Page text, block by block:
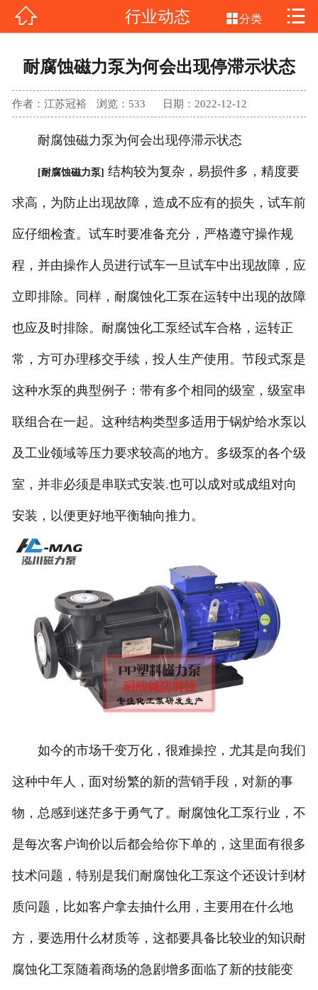
网站首页
氟塑料磁力泵
产品中心
新闻中心
客户案例
公司介绍
 行业动态 分类 
耐腐蚀磁力泵为何会出现停滞示状态
作者：江苏冠裕 浏览： 533 日期：2022-12-12
耐腐蚀磁力泵为何会出现停滞示状态
[耐腐蚀磁力泵] 结构较为复杂，易损件多，精度要
求高，为防止出现故障，造成不应有的损失，试车前
应仔细检査。试车时要准备充分，严格遵守操作规
程，并由操作人员进行试车一旦试车中出现故障，应
立即排除。同样，耐腐蚀化工泵在运转中出现的故障
也应及时排除。耐腐蚀化工泵经试车合格，运转正
常，方可办理移交手续，投人生产使用。节段式泵是
这种水泵的典型例子：带有多个相同的级室，级室串
联组合在一起。这种结构类型多适用于锅炉给水泵以
及工业领域等压力要求较高的地方。多级泵的各个级
室，并非必须是串联式安装.也可以成对或成组对向
安装，以便更好地平衡轴向推力。
如今的市场千变万化，很难操控，尤其是向我们
这种中年人，面对纷繁的新的营销手段，对新的事
物，总感到迷茫多于勇气了。耐腐蚀化工泵行业，不
是每次客户询价以后都会给你下单的，这里面有很多
技术问题，特别是我们耐腐蚀化工泵这个还设计到材
质问题，比如客户拿去抽什么用，主要用在什么地
方，要选用什么材质等，这都要具备比较业的知识耐
腐蚀化工泵随着商场的急剧增多面临了新的技能变